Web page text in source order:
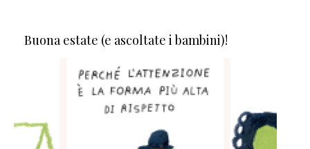
Buona estate (e ascoltate i bambini)!